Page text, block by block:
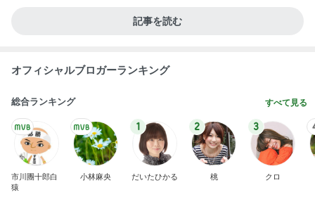
記事を読む
オフィシャルブロガーランキング
総合ランキング すべて見る
市川團十郎白
猿
小林麻央
1
だいたひかる
2
桃
3
クロ